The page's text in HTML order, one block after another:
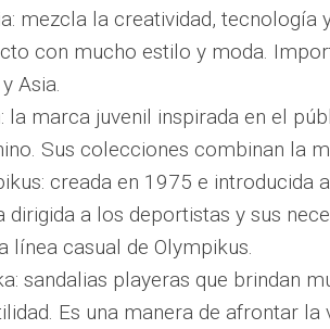
mezcla la creatividad, tecnología
con mucho estilo y moda.
Asia.
la marca juvenil inspirada en el
Sus colecciones combinan la
creada en 1975 e introducida
dirigida a los deportistas y sus
línea casual de Olympikus.
sandalias playeras que brindan
Es una manera de afrontar la